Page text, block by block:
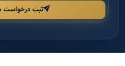
ثبت درخواست